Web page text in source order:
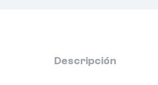
Descripción